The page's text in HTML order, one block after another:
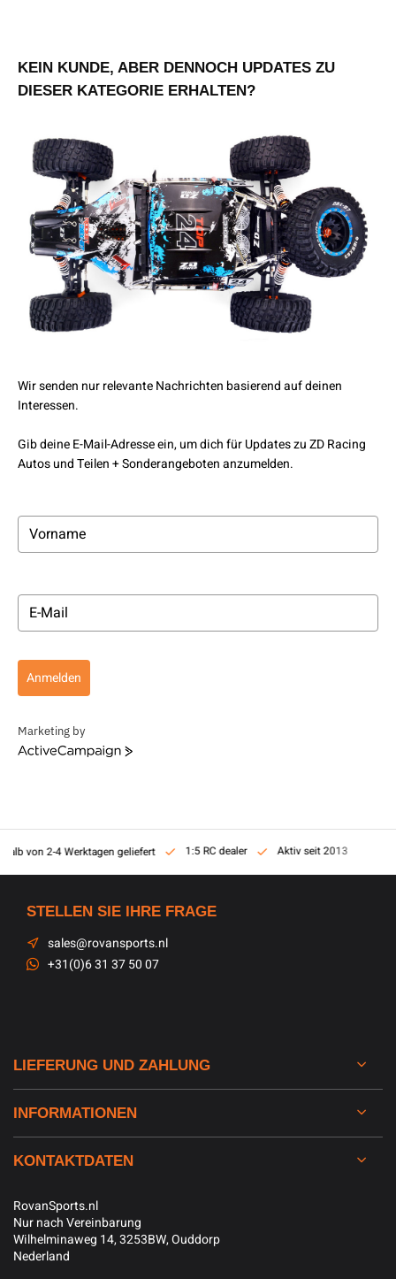
KEIN KUNDE, ABER DENNOCH UPDATES ZU
DIESER KATEGORIE ERHALTEN?
Wir senden nur relevante Nachrichten basierend auf deinen
Interessen.
Gib deine E-Mail-Adresse ein, um dich für Updates zu ZD Racing
Autos und Teilen + Sonderangeboten anzumelden.
Anmelden
Marketing by
ActiveCampaign
von 2-4 Werktagen geliefert 1:5 RC dealer Aktiv seit 2013
STELLEN SIE IHRE FRAGE
sales@rovansports.nl
+31(0)6 31 37 50 07
LIEFERUNG UND ZAHLUNG
INFORMATIONEN
KONTAKTDATEN
RovanSports.nl
Nur nach Vereinbarung
Wilhelminaweg 14, 3253BW, Ouddorp
Nederland